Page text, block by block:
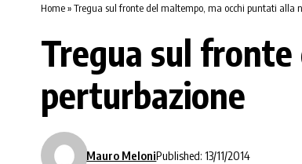
Home»Tregua sul fronte del maltempo, ma occhi puntati alla
Tregua sul
perturbazione
Mauro MeloniPublished: 13/11/2014